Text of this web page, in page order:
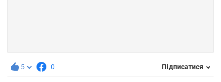
5 0 Підписатися